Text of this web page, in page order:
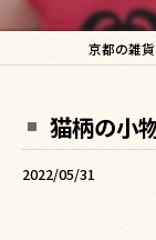
京都の雑
猫柄の小
2022/05/31